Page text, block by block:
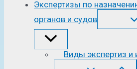
Экспертизы по
органов и судов
Виды экспертиз и